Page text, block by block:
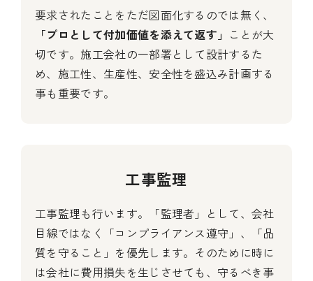
要求されたことをただ図面化するのでは無く、
「プロとして付加価値を添えて返す」 ことが大
切です。施工会社の一部署として設計するた
め、施工性、生産性、安全性を盛込み計画する
事も重要です。
工事監理
工事監理も行います。「監理者」として、会社
目線ではなく「コンプライアンス遵守」、「品
質を守ること」を優先します。そのために時に
は会社に費用損失を生じさせても、守るべき事